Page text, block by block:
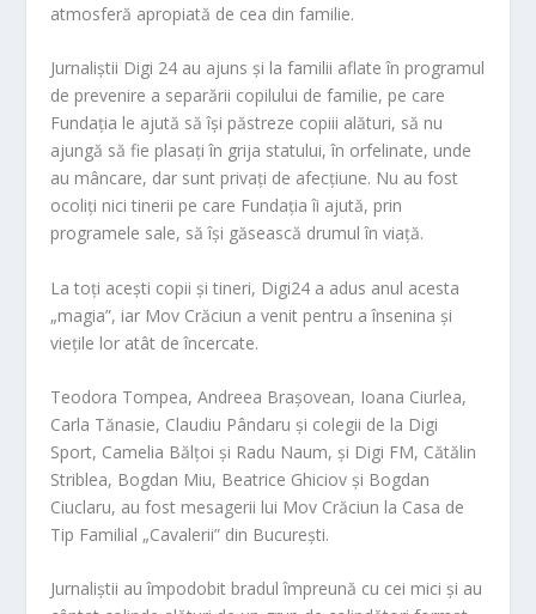
atmosferă apropiată de cea din familie.
Jurnaliștii Digi 24 au ajuns și la familii aflate în programul
de prevenire a separării copilului de familie, pe care
Fundația le ajută să își păstreze copiii alături, să nu
ajungă să fie plasați în grija statului, în orfelinate, unde
au mâncare, dar sunt privați de afecțiune. Nu au fost
ocoliți nici tinerii pe care Fundația îi ajută, prin
programele sale, să își găsească drumul în viață.
La toți acești copii și tineri, Digi24 a adus anul acesta
„magia”, iar Mov Crăciun a venit pentru a însenina și
viețile lor atât de încercate.
Teodora Tompea, Andreea Brașovean, Ioana Ciurlea,
Carla Tănasie, Claudiu Pândaru și colegii de la Digi
Sport, Camelia Bălțoi și Radu Naum, și Digi FM, Cătălin
Striblea, Bogdan Miu, Beatrice Ghiciov și Bogdan
Ciuclaru, au fost mesagerii lui Mov Crăciun la Casa de
Tip Familial „Cavalerii” din București.
Jurnaliștii au împodobit bradul împreună cu cei mici și au